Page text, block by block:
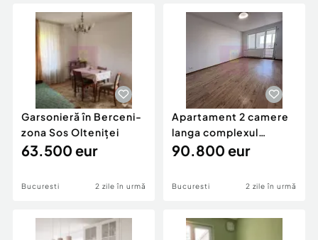
Servicii
Animale de companie
Afaceri și echipamente profesionale
Inchiriere Bunuri si Vehicule
Utilaje agricole si industriale
Piese auto si accesorii
Dacia Duster
Garsonieră în Berceni-
zona Sos Olteniței
63.500 eur
Bucuresti 2 zile în urmă
Apartament 2 camere
langa complexul
comercial Auchan Titan
90.800 eur
Bucuresti 2 zile în urmă